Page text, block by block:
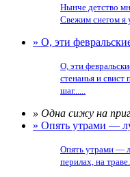
Нынче детство
Свежим снегом я
» О, эти
О, эти
стенанья и свист
шаг......
» Одна сижу на
» Опять утрами —
Опять утрами —
перилах, на